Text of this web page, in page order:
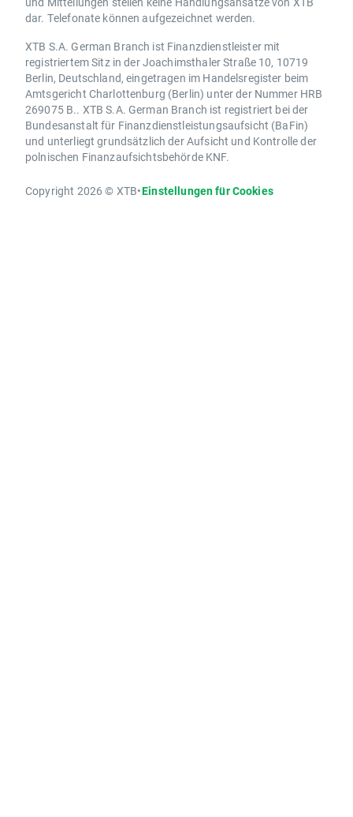
dar. Telefonate können aufgezeichnet werden.
XTB S.A. German Branch ist Finanzdienstleister mit
registriertem Sitz in der Joachimsthaler Straße 10, 10719
Berlin, Deutschland, eingetragen im Handelsregister beim
Amtsgericht Charlottenburg (Berlin) unter der Nummer HRB
269075 B.. XTB S.A. German Branch ist registriert bei der
Bundesanstalt für Finanzdienstleistungsaufsicht (BaFin)
und unterliegt grundsätzlich der Aufsicht und Kontrolle der
polnischen Finanzaufsichtsbehörde KNF.
Copyright 2026 © XTB•Einstellungen für Cookies